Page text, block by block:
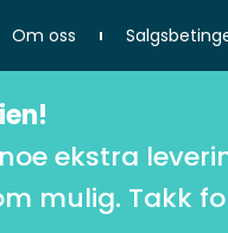
Om oss
ekstra
mulig. Takk